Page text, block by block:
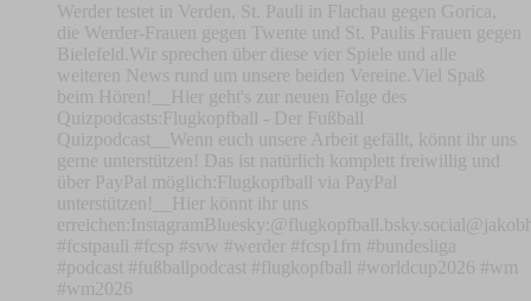
Werder testet in Verden, St. Pauli in Flachau gegen Gorica,
die Werder-Frauen gegen Twente und St. Paulis Frauen gegen
Bielefeld.Wir sprechen über diese vier Spiele und alle
weiteren News rund um unsere beiden Vereine.Viel Spaß
beim Hören!__Hier geht's zur neuen Folge des
Quizpodcasts:⁠⁠⁠Flugkopfball - Der Fußball
Quizpodcast⁠⁠⁠__Wenn euch unsere Arbeit gefällt, könnt ihr uns
gerne unterstützen! Das ist natürlich komplett freiwillig und
über PayPal möglich:⁠⁠⁠⁠Flugkopfball via PayPal
unterstützen!⁠⁠⁠⁠__Hier könnt ihr uns
#fcstpauli #fcsp #svw #werder #fcsp1frn #bundesliga
#podcast #fußballpodcast #flugkopfball #worldcup2026 #wm
#wm2026